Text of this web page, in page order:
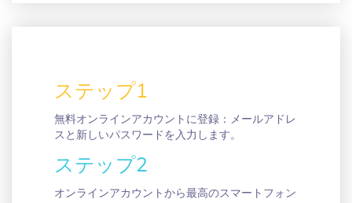
ステップ1
無料オンラインアカウントに登録：メールアドレ
スと新しいパスワードを入力します。
ステップ2
オンラインアカウントから最高のスマートフォン